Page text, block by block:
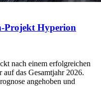
Projekt Hyperion
nach einem erfolgreichen
das Gesamtjahr 2026.
angehoben und